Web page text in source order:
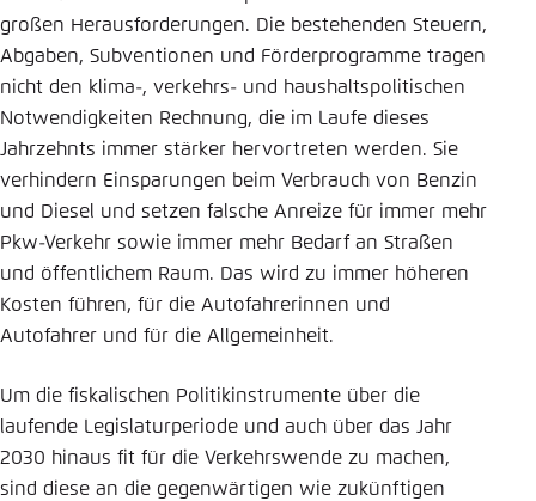
großen Herausforderungen. Die bestehenden Steuern,
Abgaben, Subventionen und Förderprogramme tragen
nicht den klima-, verkehrs- und haushaltspolitischen
Notwendigkeiten Rechnung, die im Laufe dieses
Jahrzehnts immer stärker hervortreten werden. Sie
verhindern Einsparungen beim Verbrauch von Benzin
und Diesel und setzen falsche Anreize für immer mehr
Pkw-Verkehr sowie immer mehr Bedarf an Straßen
und öffentlichem Raum. Das wird zu immer höheren
Kosten führen, für die Autofahrerinnen und
Autofahrer und für die Allgemeinheit.
Um die fiskalischen Politikinstrumente über die
laufende Legislaturperiode und auch über das Jahr
2030 hinaus fit für die Verkehrswende zu machen,
sind diese an die gegenwärtigen wie zukünftigen
Einstellung für diese Webseite im Browser
speichern
Übernehmen